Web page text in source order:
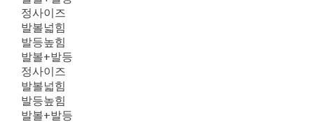
정사이즈
발볼넓힘
발등높힘
발볼+발등
정사이즈
발볼넓힘
발등높힘
발볼+발등